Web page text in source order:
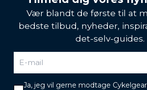
Vær blandt de første til at
bedste tilbud, nyheder,
det-selv-guides.
Ja, jeg vil gerne modtage